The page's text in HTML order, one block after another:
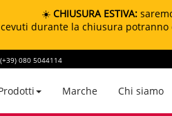
☀️ CHIUSURA ESTIVA:
durante la chiusura potranno
(+39) 080 5044114
Marche Chi siamo